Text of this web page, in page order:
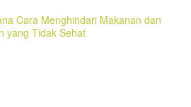
Cara Menghindari Makanan dan
yang Tidak Sehat